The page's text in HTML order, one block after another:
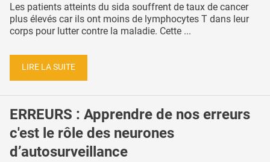
Les patients atteints du sida souffrent de taux de cancer
plus élevés car ils ont moins de lymphocytes T dans leur
corps pour lutter contre la maladie. Cette ...
LIRE LA SUITE
ERREURS : Apprendre de nos erreurs
c'est le rôle des neurones
d’autosurveillance